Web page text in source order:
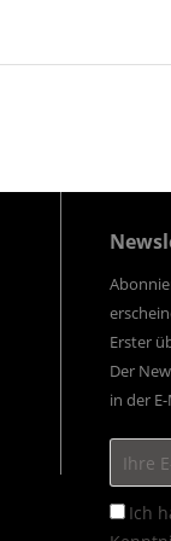
Erster
Der
in der
Ich